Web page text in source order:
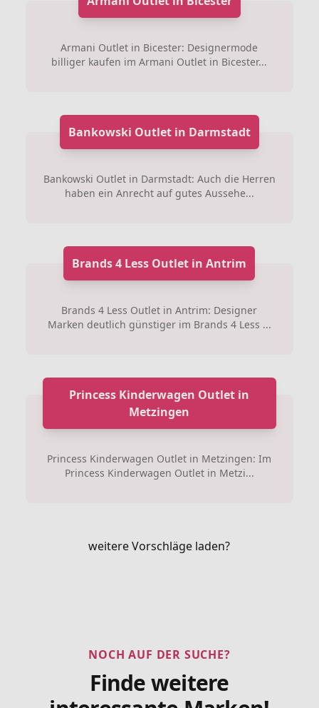
Armani Outlet in Bicester: Designermode
billiger kaufen im Armani Outlet in Bicester...
Bankowski Outlet in Darmstadt
Bankowski Outlet in Darmstadt: Auch die Herren
haben ein Anrecht auf gutes Aussehe...
Brands 4 Less Outlet in Antrim
Brands 4 Less Outlet in Antrim: Designer
Marken deutlich günstiger im Brands 4 Less ...
Princess Kinderwagen Outlet in
Metzingen
Princess Kinderwagen Outlet in Metzingen: Im
Princess Kinderwagen Outlet in Metzi...
weitere Vorschläge laden?
NOCH AUF DER SUCHE?
Finde weitere